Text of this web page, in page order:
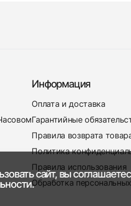
Информация
Оплата и доставка
Гарантийные
Правила возврата
Политика
Правила использования
Обработка
сайт, вы